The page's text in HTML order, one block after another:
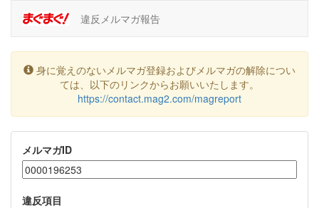
違反メルマガ報告
身に覚えのないメルマガ登録およびメルマガの解除につい
ては、以下のリンクからお願いいたします。
https://contact.mag2.com/magreport
メルマガID
違反項目